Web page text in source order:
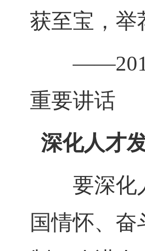
获至宝，举
——
重要讲话
深化人才
要深化人
国情怀、